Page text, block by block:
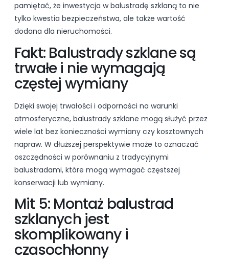
pamiętać, że inwestycja w balustradę szklaną to nie
tylko kwestia bezpieczeństwa, ale także wartość
dodana dla nieruchomości.
Fakt: Balustrady szklane są
trwałe i nie wymagają
częstej wymiany
Dzięki swojej trwałości i odporności na warunki
atmosferyczne, balustrady szklane mogą służyć przez
wiele lat bez konieczności wymiany czy kosztownych
napraw. W dłuższej perspektywie może to oznaczać
oszczędności w porównaniu z tradycyjnymi
balustradami, które mogą wymagać częstszej
konserwacji lub wymiany.
Mit 5: Montaż balustrad
szklanych jest
skomplikowany i
czasochłonny